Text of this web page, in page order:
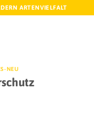
ARTENVIELFALT
NEU